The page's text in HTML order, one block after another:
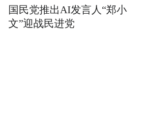
国民党推出AI发言人“郑小
文”迎战民进党